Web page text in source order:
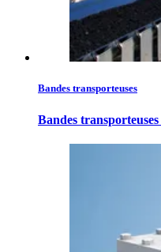
Bandes transporteuses
Bandes